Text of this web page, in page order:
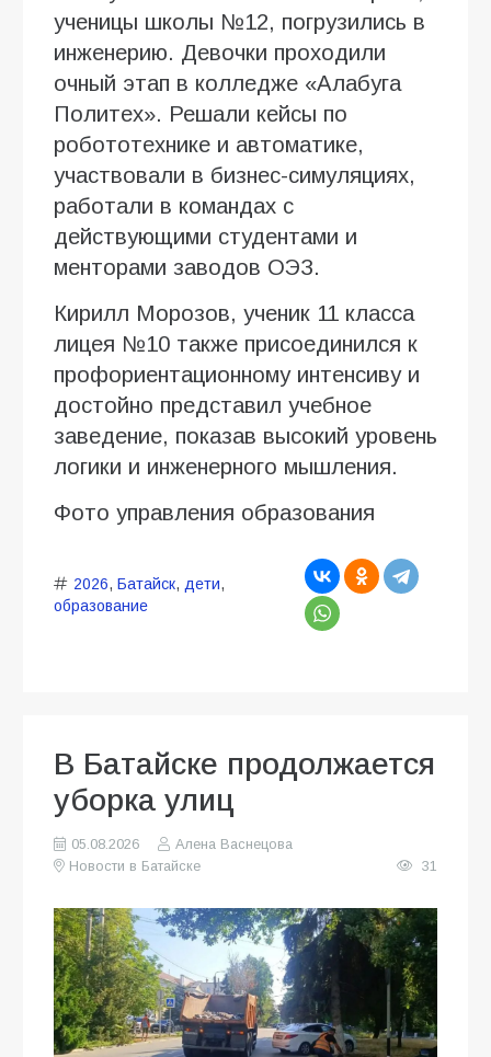
ученицы школы №12, погрузились в
инженерию. Девочки проходили
очный этап в колледже «Алабуга
Политех». Решали кейсы по
робототехнике и автоматике,
участвовали в бизнес-симуляциях,
работали в командах с
действующими студентами и
менторами заводов ОЭЗ.
Кирилл Морозов, ученик 11 класса
лицея №10 также присоединился к
профориентационному интенсиву и
достойно представил учебное
заведение, показав высокий уровень
логики и инженерного мышления.
Фото управления образования
2026, Батайск, дети,
образование
В Батайске продолжается
уборка улиц
05.08.2026
Алена Васнецова
Новости в Батайске
31